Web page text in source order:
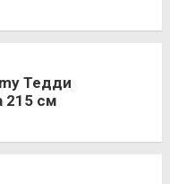
Тедди
215 см